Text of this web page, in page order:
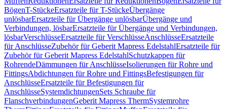
BögenT-StückeErsatzteile für T-StückeÜbergänge
unlösbarErsatzteile für Übergänge unlösbarÜbergänge und
Verbindungen, lösbarErsatzteile für Übergänge und Verbindungen,
lösbarVerschlüsseErsatzteile für VerschlüsseAnschlüsseErsatzteile
für AnschlüsseZubehör für Geberit Mapress EdelstahlErsatzteile für
Zubehör für Geberit Mapress EdelstahlSchutzkappen für
RohrendeDämmungen für AnschlüsseIsolierungen für Rohre und
FittingsAbdichtungen für Rohre und FittingsBefestigungen für
AnschlüsseErsatzteile für Befestigungen für
AnschlüsseSystemdichtungenSets Schraube für
FlanschverbindungenGeberit Mapress ThermSystemrohre